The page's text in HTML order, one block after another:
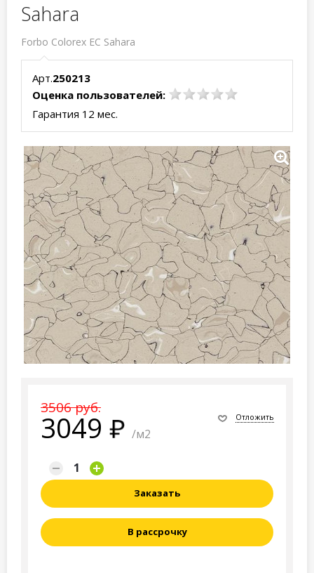
Sahara
Forbo Colorex EC Sahara
Арт.250213
Оценка пользователей:
Гарантия 12 мес.
3506 руб.
3049 /м2
Отложить
Заказать
В рассрочку